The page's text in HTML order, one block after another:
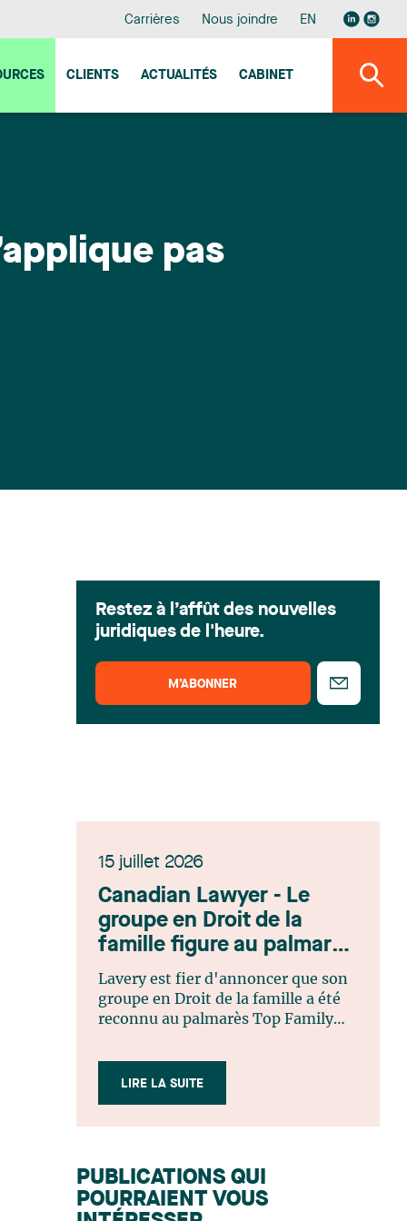
Carrières Nous joindre EN
CLIENTS ACTUALITÉS CABINET
pas
Restez à l’affût des nouvelles
juridiques de l'heure.
M’ABONNER
15 juillet 2026
Canadian Lawyer - Le
groupe en Droit de la
famille figure au palmarès
Top Family Law Firm
Teams 2026
Lavery est fier d'annoncer que son
groupe en Droit de la famille a été
reconnu au palmarès Top Family
Lawyer. Cette reconnaissance est le
fruit d'un processus de sélection
d'une évaluation par un jury
indépendant composé de praticiens
LIRE LA SUITE
PUBLICATIONS QUI
POURRAIENT VOUS